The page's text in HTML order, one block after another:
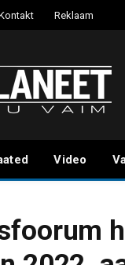
Reklaam
Video